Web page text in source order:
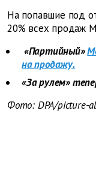
На попавшие под
20% всех продаж
«Партийный»
на продажу.
«За рулем»
Фото: DPA/picture-